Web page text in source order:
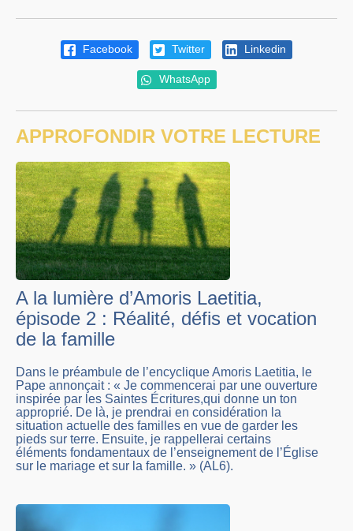
Facebook Twitter Linkedin
WhatsApp
APPROFONDIR VOTRE LECTURE
A la lumière d’Amoris Laetitia,
épisode 2 : Réalité, défis et vocation
de la famille
Dans le préambule de l’encyclique Amoris Laetitia, le
Pape annonçait : « Je commencerai par une ouverture
inspirée par les Saintes Écritures,qui donne un ton
approprié. De là, je prendrai en considération la
situation actuelle des familles en vue de garder les
pieds sur terre. Ensuite, je rappellerai certains
éléments fondamentaux de l’enseignement de l’Église
sur le mariage et sur la famille. » (AL6).